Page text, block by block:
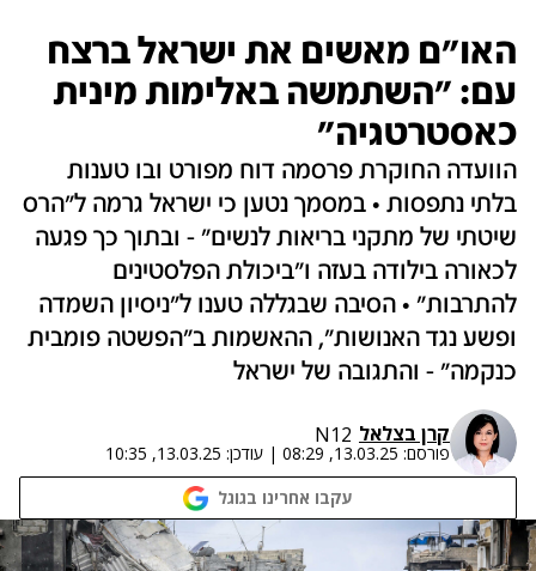
האו"ם מאשים את ישראל ברצח
עם: "השתמשה באלימות מינית
כאסטרטגיה"
הוועדה החוקרת פרסמה דוח מפורט ובו טענות
בלתי נתפסות • במסמך נטען כי ישראל גרמה ל"הרס
שיטתי של מתקני בריאות לנשים" - ובתוך כך פגעה
לכאורה בילודה בעזה ו"ביכולת הפלסטינים
להתרבות" • הסיבה שבגללה טענו ל"ניסיון השמדה
ופשע נגד האנושות", ההאשמות ב"הפשטה פומבית
כנקמה" - והתגובה של ישראל
קרן בצלאל N12
פורסם: 13.03.25, 08:29
| עודכן: 13.03.25, 10:35
עקבו אחרינו בגוגל